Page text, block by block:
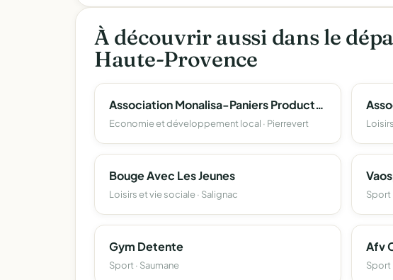
À découvrir aussi dans le
Haute-Provence
Association Monalisa-Paniers Producteurs
Economie et développement local · Pierrevert
Bouge Avec Les Jeunes
Loisirs et vie sociale · Salignac Sport
Gym Detente
Sport · Saumane Sport